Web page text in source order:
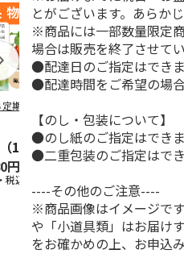
期便果物コ
（102）
円
込)
ン ２個入
4.7（10）
4,150円
とがございます。あらか
※商品には一部数量限定
場合は販売を終了させて
●配達日のご指定はできま
●配達時間をご希望の場
【のし・包装について】
●のし紙のご指定はできま
●二重包装のご指定はでき
----その他のご注意----
※商品画像はイメージで
や「小道具類」はお届け
をお確かめの上、お申込